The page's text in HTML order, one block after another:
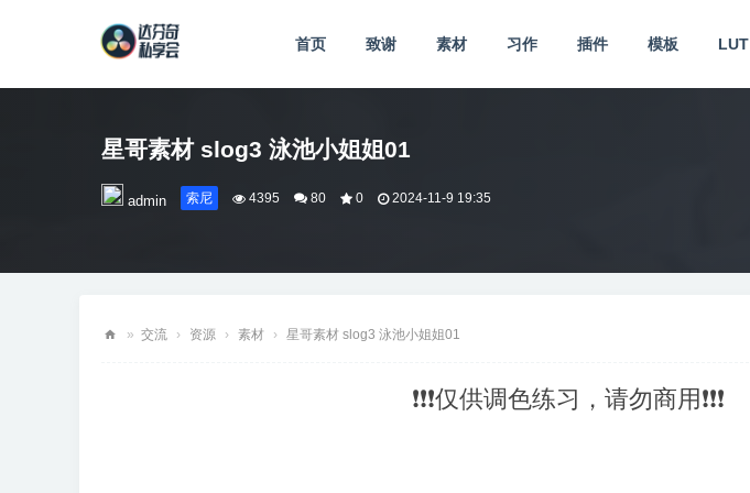
首页 致谢 素材 习作 插件 模板 LUT
星哥素材 slog3 泳池小姐姐01
admin 索尼 4395 80 0 2024-11-9 19:35
» 交流 › 资源 › 素材 › 星哥素材 slog3 泳池小姐姐01
❗❗❗仅供调色练习，请勿商用❗❗❗